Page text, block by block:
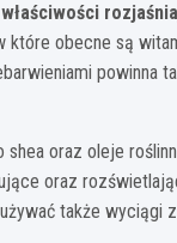
obecne są
shea oraz oleje
oraz
także wyciągi